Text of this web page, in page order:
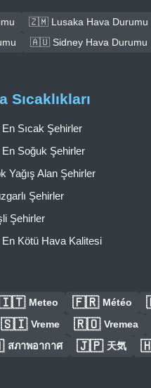
🇿🇲 Lusaka Hava Durumu
🇦🇺 Sidney Hava Durumu
Sıcaklıkları
En Sıcak Şehirler
En Soğuk Şehirler
Yağış Alan Şehirler
Şehirler
Şehirler
En Kötü Hava Kalitesi
Meteo 🇫🇷 Météo
🇸🇮 Vreme 🇷🇴 Vremea
สภาพอากาศ 🇯🇵 天気